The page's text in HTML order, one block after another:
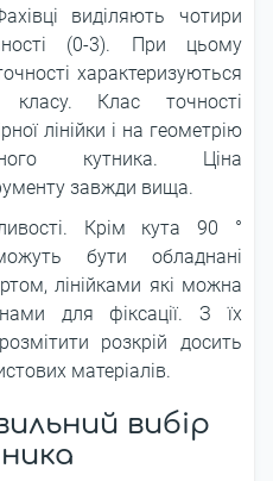
виділяють чотири
(0-3). При цьому
характеризуються
класу. Клас точності
лінійки і на геометрію
кутника. Ціна
завжди вища.
Крім кута 90 °
бути обладнані
лінійками які можна
для фіксації. З їх
розкрій досить
матеріалів.
вибір